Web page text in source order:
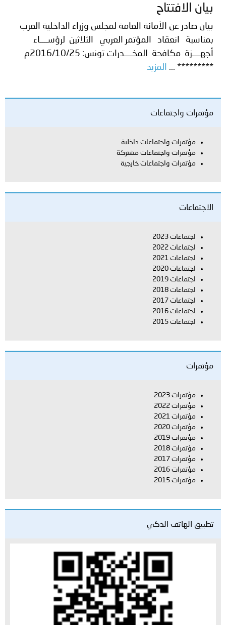
بيان الافتتاح
بيان صادر عن الأمانة العامة لمجلس وزراء الداخلية العرب
بمناسبة انعقاد المؤتمر العربي الثلاثين لرؤســــاء
أجهــــزة مكافحة المخــــدرات تونس: 2016/10/25م
********* ...
المزيد
مؤتمرات واجتماعات
مؤتمرات واجتماعات داخلية
مؤتمرات واجتماعات مشتركة
مؤتمرات واجتماعات خارجية
الاجتماعات
اجتماعات 2023
اجتماعات 2022
اجتماعات 2021
اجتماعات 2020
اجتماعات 2019
اجتماعات 2018
اجتماعات 2017
اجتماعات 2016
اجتماعات 2015
مؤتمرات
مؤتمرات 2023
مؤتمرات 2022
مؤتمرات 2021
مؤتمرات 2020
مؤتمرات 2019
مؤتمرات 2018
مؤتمرات 2017
مؤتمرات 2016
مؤتمرات 2015
تطبيق الهاتف الذكي